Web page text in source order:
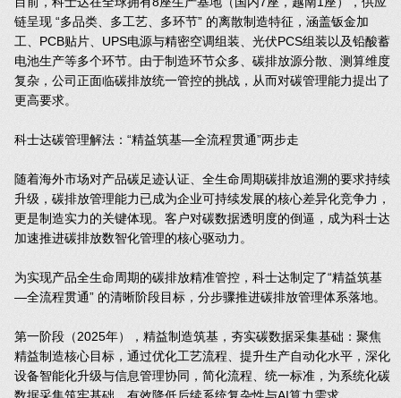
链呈现 “多品类、多工艺、多环节” 的离散制造特征，涵盖钣金加
工、PCB贴片、UPS电源与精密空调组装、光伏PCS组装以及铅酸蓄
电池生产等多个环节。由于制造环节众多、碳排放源分散、测算维度
复杂，公司正面临碳排放统一管控的挑战，从而对碳管理能力提出了
更高要求。
科士达碳管理解法：“精益筑基—全流程贯通”两步走
随着海外市场对产品碳足迹认证、全生命周期碳排放追溯的要求持续
升级，碳排放管理能力已成为企业可持续发展的核心差异化竞争力，
更是制造实力的关键体现。客户对碳数据透明度的倒逼，成为科士达
加速推进碳排放数智化管理的核心驱动力。
为实现产品全生命周期的碳排放精准管控，科士达制定了“精益筑基
—全流程贯通” 的清晰阶段目标，分步骤推进碳排放管理体系落地。
第一阶段（2025年），精益制造筑基，夯实碳数据采集基础：聚焦
精益制造核心目标，通过优化工艺流程、提升生产自动化水平，深化
设备智能化升级与信息管理协同，简化流程、统一标准，为系统化碳
数据采集筑牢基础，有效降低后续系统复杂性与AI算力需求。